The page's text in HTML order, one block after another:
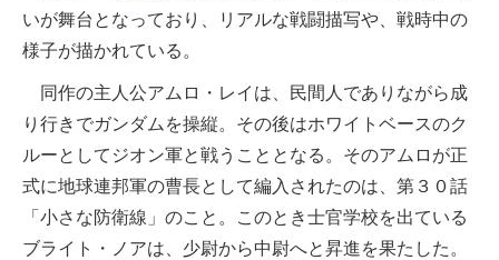
いが舞台となっており、リアルな戦闘描写や、戦時中の
様子が描かれている。
同作の主人公アムロ・レイは、民間人でありながら成
り行きでガンダムを操縦。その後はホワイトベースのク
ルーとしてジオン軍と戦うこととなる。そのアムロが正
式に地球連邦軍の曹長として編入されたのは、第３０話
「小さな防衛線」のこと。このとき士官学校を出ている
ブライト・ノアは、少尉から中尉へと昇進を果たした。